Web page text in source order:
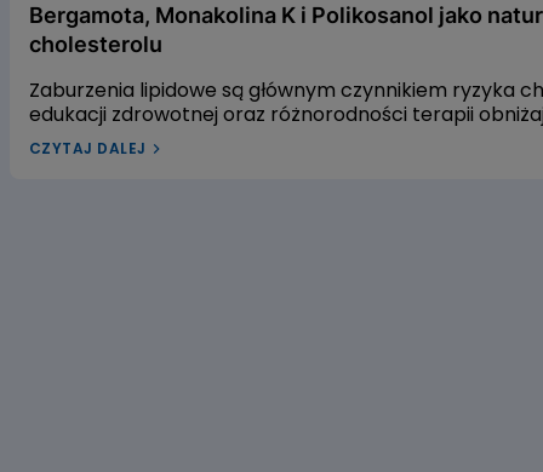
Bergamota, Monakolina K i Polikosanol jako
cholesterolu
Zaburzenia lipidowe są głównym czynnikiem ryzyka
edukacji zdrowotnej oraz różnorodności terapii
leczenia dyslipidemii w Polsce pozostaje
dyslipidemią? W naszym artykule przyjrzymy się
CZYTAJ DALEJ